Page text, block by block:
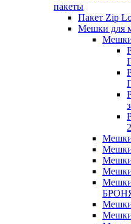
пакеты
Пакет Zip
Мешки для
Мешки
Мешки
Мешки
Мешки
Мешки
Мешки